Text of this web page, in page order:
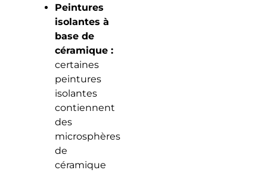
Peintures
isolantes à
base de
céramique :
certaines
peintures
isolantes
contiennent
des
microsphères
de
céramique